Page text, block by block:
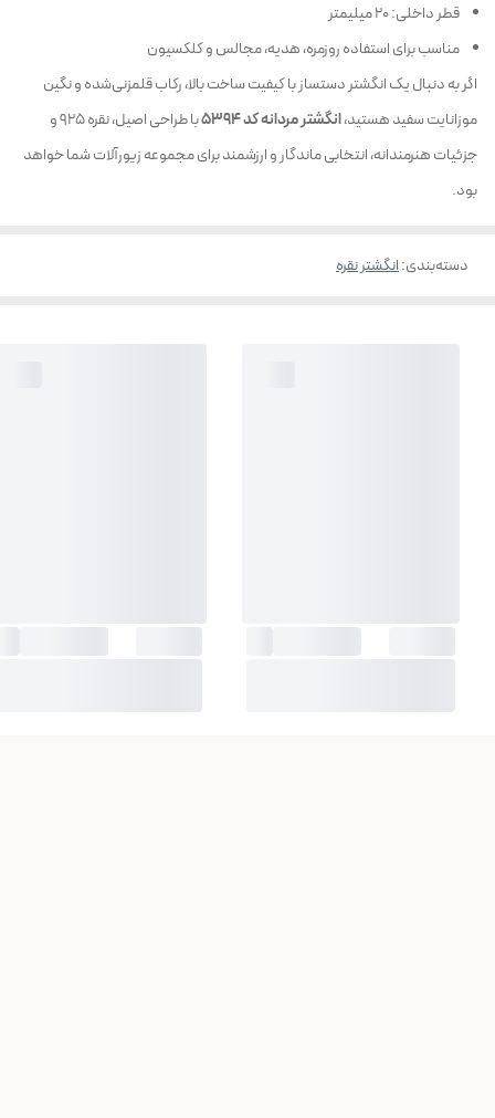
قطر داخلی: 20 میلیمتر
مناسب برای استفاده روزمره، هدیه، مجالس و کلکسیون
اگر به دنبال یک انگشتر دستساز با کیفیت ساخت بالا، رکاب قلمزنی‌شده و نگین
موزانایت سفید هستید،انگشتر مردانه کد 5394
با طراحی اصیل، نقره 925 و
جزئیات هنرمندانه، انتخابی ماندگار و ارزشمند برای مجموعه زیورآلات شما خواهد
بود.
دسته‌بندی:انگشتر نقره